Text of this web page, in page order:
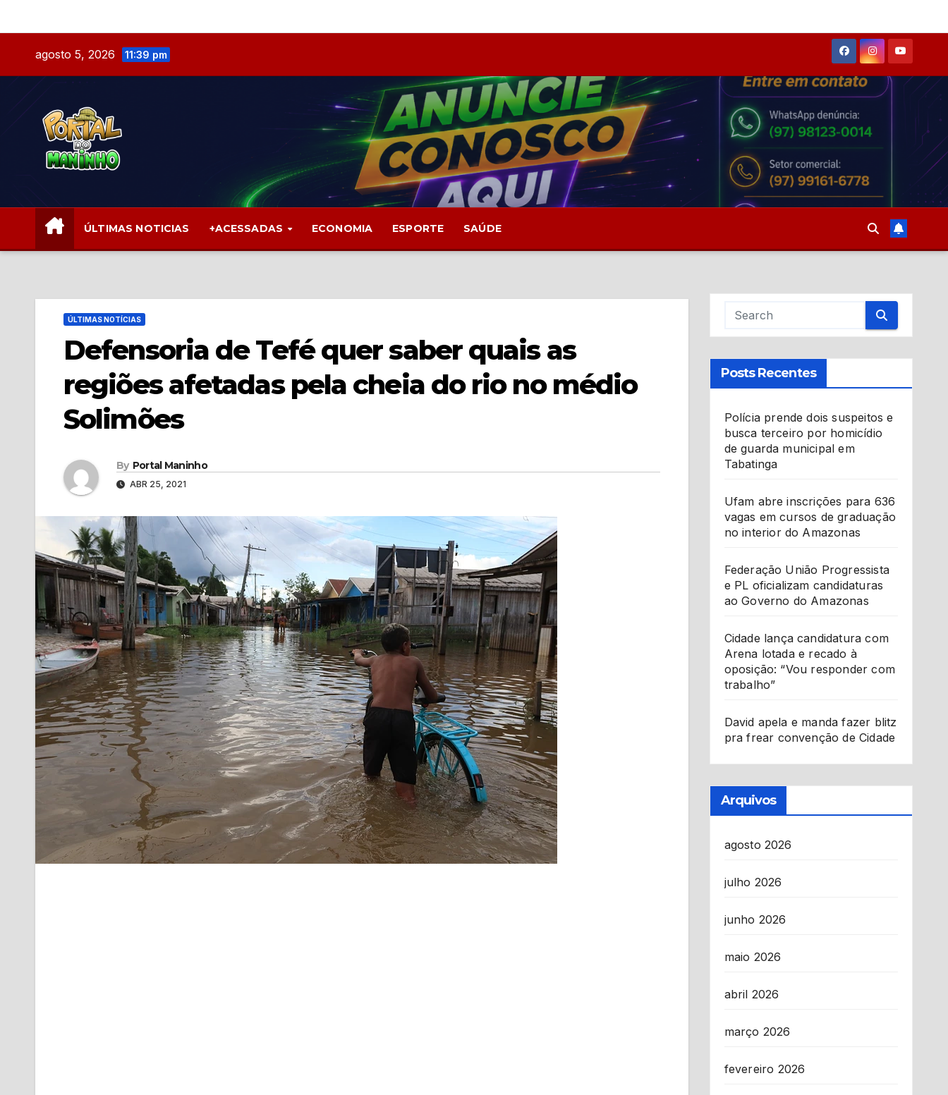
to
contentagosto 5, 2026 11:39 pm
ÚLTIMAS NOTICIAS +ACESSADAS ECONOMIA ESPORTE SAÚDE
ÚLTIMAS NOTÍCIAS
Defensoria de Tefé quer saber quais as
regiões afetadas pela cheia do rio no médio
Solimões
By Portal Maninho
ABR 25, 2021
Posts Recentes
Polícia prende dois suspeitos e
busca terceiro por homicídio
de guarda municipal em
Tabatinga
Ufam abre inscrições para 636
vagas em cursos de graduação
no interior do Amazonas
Federação União Progressista
e PL oficializam candidaturas
ao Governo do Amazonas
Cidade lança candidatura com
Arena lotada e recado à
oposição: “Vou responder com
trabalho”
David apela e manda fazer blitz
pra frear convenção de Cidade
Arquivos
agosto 2026
julho 2026
junho 2026
maio 2026
abril 2026
março 2026
fevereiro 2026